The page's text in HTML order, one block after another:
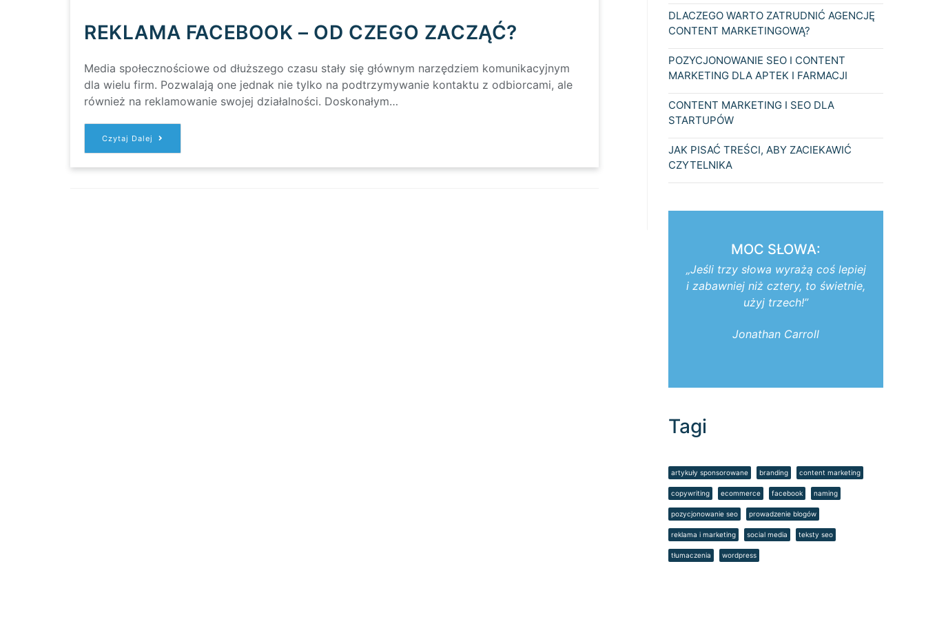
REKLAMA FACEBOOK – OD CZEGO ZACZĄĆ?
Media społecznościowe od dłuższego czasu stały się głównym narzędziem komunikacyjnym
dla wielu firm. Pozwalają one jednak nie tylko na podtrzymywanie kontaktu z odbiorcami, ale
również na reklamowanie swojej działalności. Doskonałym…
Czytaj Dalej
REKLAMA
–
OD
DLACZEGO WARTO ZATRUDNIĆ AGENCJĘ
CONTENT MARKETINGOWĄ?
POZYCJONOWANIE SEO I CONTENT
MARKETING DLA APTEK I FARMACJI
CONTENT MARKETING I SEO DLA
STARTUPÓW
JAK PISAĆ TREŚCI, ABY ZACIEKAWIĆ
CZYTELNIKA
MOC SŁOWA:
„Jeśli trzy słowa wyrażą coś lepiej
i zabawniej niż cztery, to świetnie,
użyj trzech!”
Jonathan Carroll
Tagi
artykuły sponsorowane branding content marketing
copywriting ecommerce facebook naming
pozycjonowanie seo prowadzenie blogów
reklama i marketing social media teksty seo
tłumaczenia wordpress